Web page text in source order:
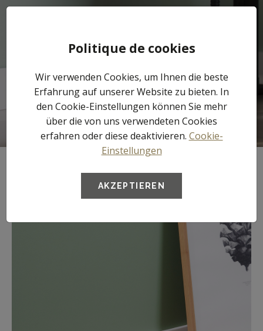
ALLES ZU DEN
NOMA®FLOOR
SOCKELLEISTEN
Politique de cookies
Wir verwenden Cookies, um Ihnen die beste
Erfahrung auf unserer Website zu bieten. In
den Cookie-Einstellungen können Sie mehr
über die von uns verwendeten Cookies
erfahren oder diese deaktivieren. Cookie-
Einstellungen
AKZEPTIEREN